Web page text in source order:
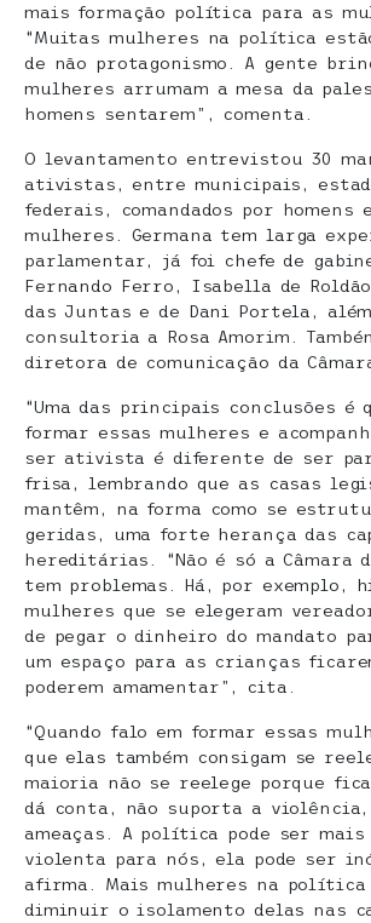
mais formação política para as
“Muitas mulheres na política
de não protagonismo. A gente
mulheres arrumam a mesa da
homens sentarem”, comenta.
O levantamento entrevistou 30
ativistas, entre municipais,
federais, comandados por homens
mulheres. Germana tem larga
parlamentar, já foi chefe de
Fernando Ferro, Isabella de
das Juntas e de Dani Portela,
consultoria a Rosa Amorim.
diretora de comunicação da
“Uma das principais conclusões é
formar essas mulheres e
ser ativista é diferente de ser
frisa, lembrando que as casas
mantêm, na forma como se
geridas, uma forte herança das
hereditárias. “Não é só a Câmara
tem problemas. Há, por exemplo,
mulheres que se elegeram
de pegar o dinheiro do mandato
um espaço para as crianças
poderem amamentar”, cita.
“Quando falo em formar essas
que elas também consigam se
maioria não se reelege porque
dá conta, não suporta a violência,
ameaças. A política pode ser mais
violenta para nós, ela pode ser
afirma. Mais mulheres na
diminuir o isolamento delas nas